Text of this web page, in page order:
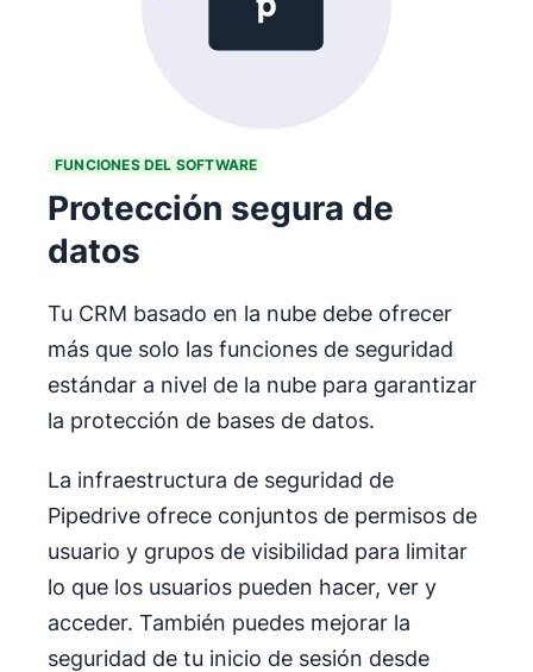
FUNCIONES DEL SOFTWARE
Protección segura de
datos
Tu CRM basado en la nube debe ofrecer
más que solo las funciones de seguridad
estándar a nivel de la nube para garantizar
la protección de bases de datos.
La infraestructura de seguridad de
Pipedrive ofrece conjuntos de permisos de
usuario y grupos de visibilidad para limitar
lo que los usuarios pueden hacer, ver y
acceder. También puedes mejorar la
seguridad de tu inicio de sesión desde